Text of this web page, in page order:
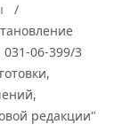
031-06-399/3
редакции"